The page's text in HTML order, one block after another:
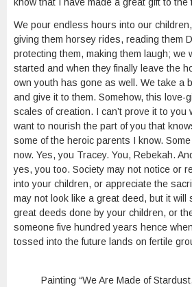
know that I have made a great gift to the
We pour endless hours into our
giving them horsey rides, reading them
protecting them, making them laugh; we
started and when they finally leave the
own youth has gone as well. We take a
and give it to them. Somehow, this love-
scales of creation. I can’t prove it to you
want to nourish the part of you that
some of the heroic parents I know.
now. Yes, you Tracey. You, Rebekah.
yes, you too. Society may not notice or
into your children, or appreciate the
may not look like a great deed, but it will
great deeds done by your children, or
someone five hundred years hence
tossed into the future lands on fertile
Painting “We Are Made of